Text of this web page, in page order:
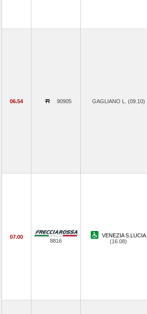
06.54 90905 GAGLIANO L. (09.10)
07.00
8816
VENEZIA S.LUCIA
(16.08)